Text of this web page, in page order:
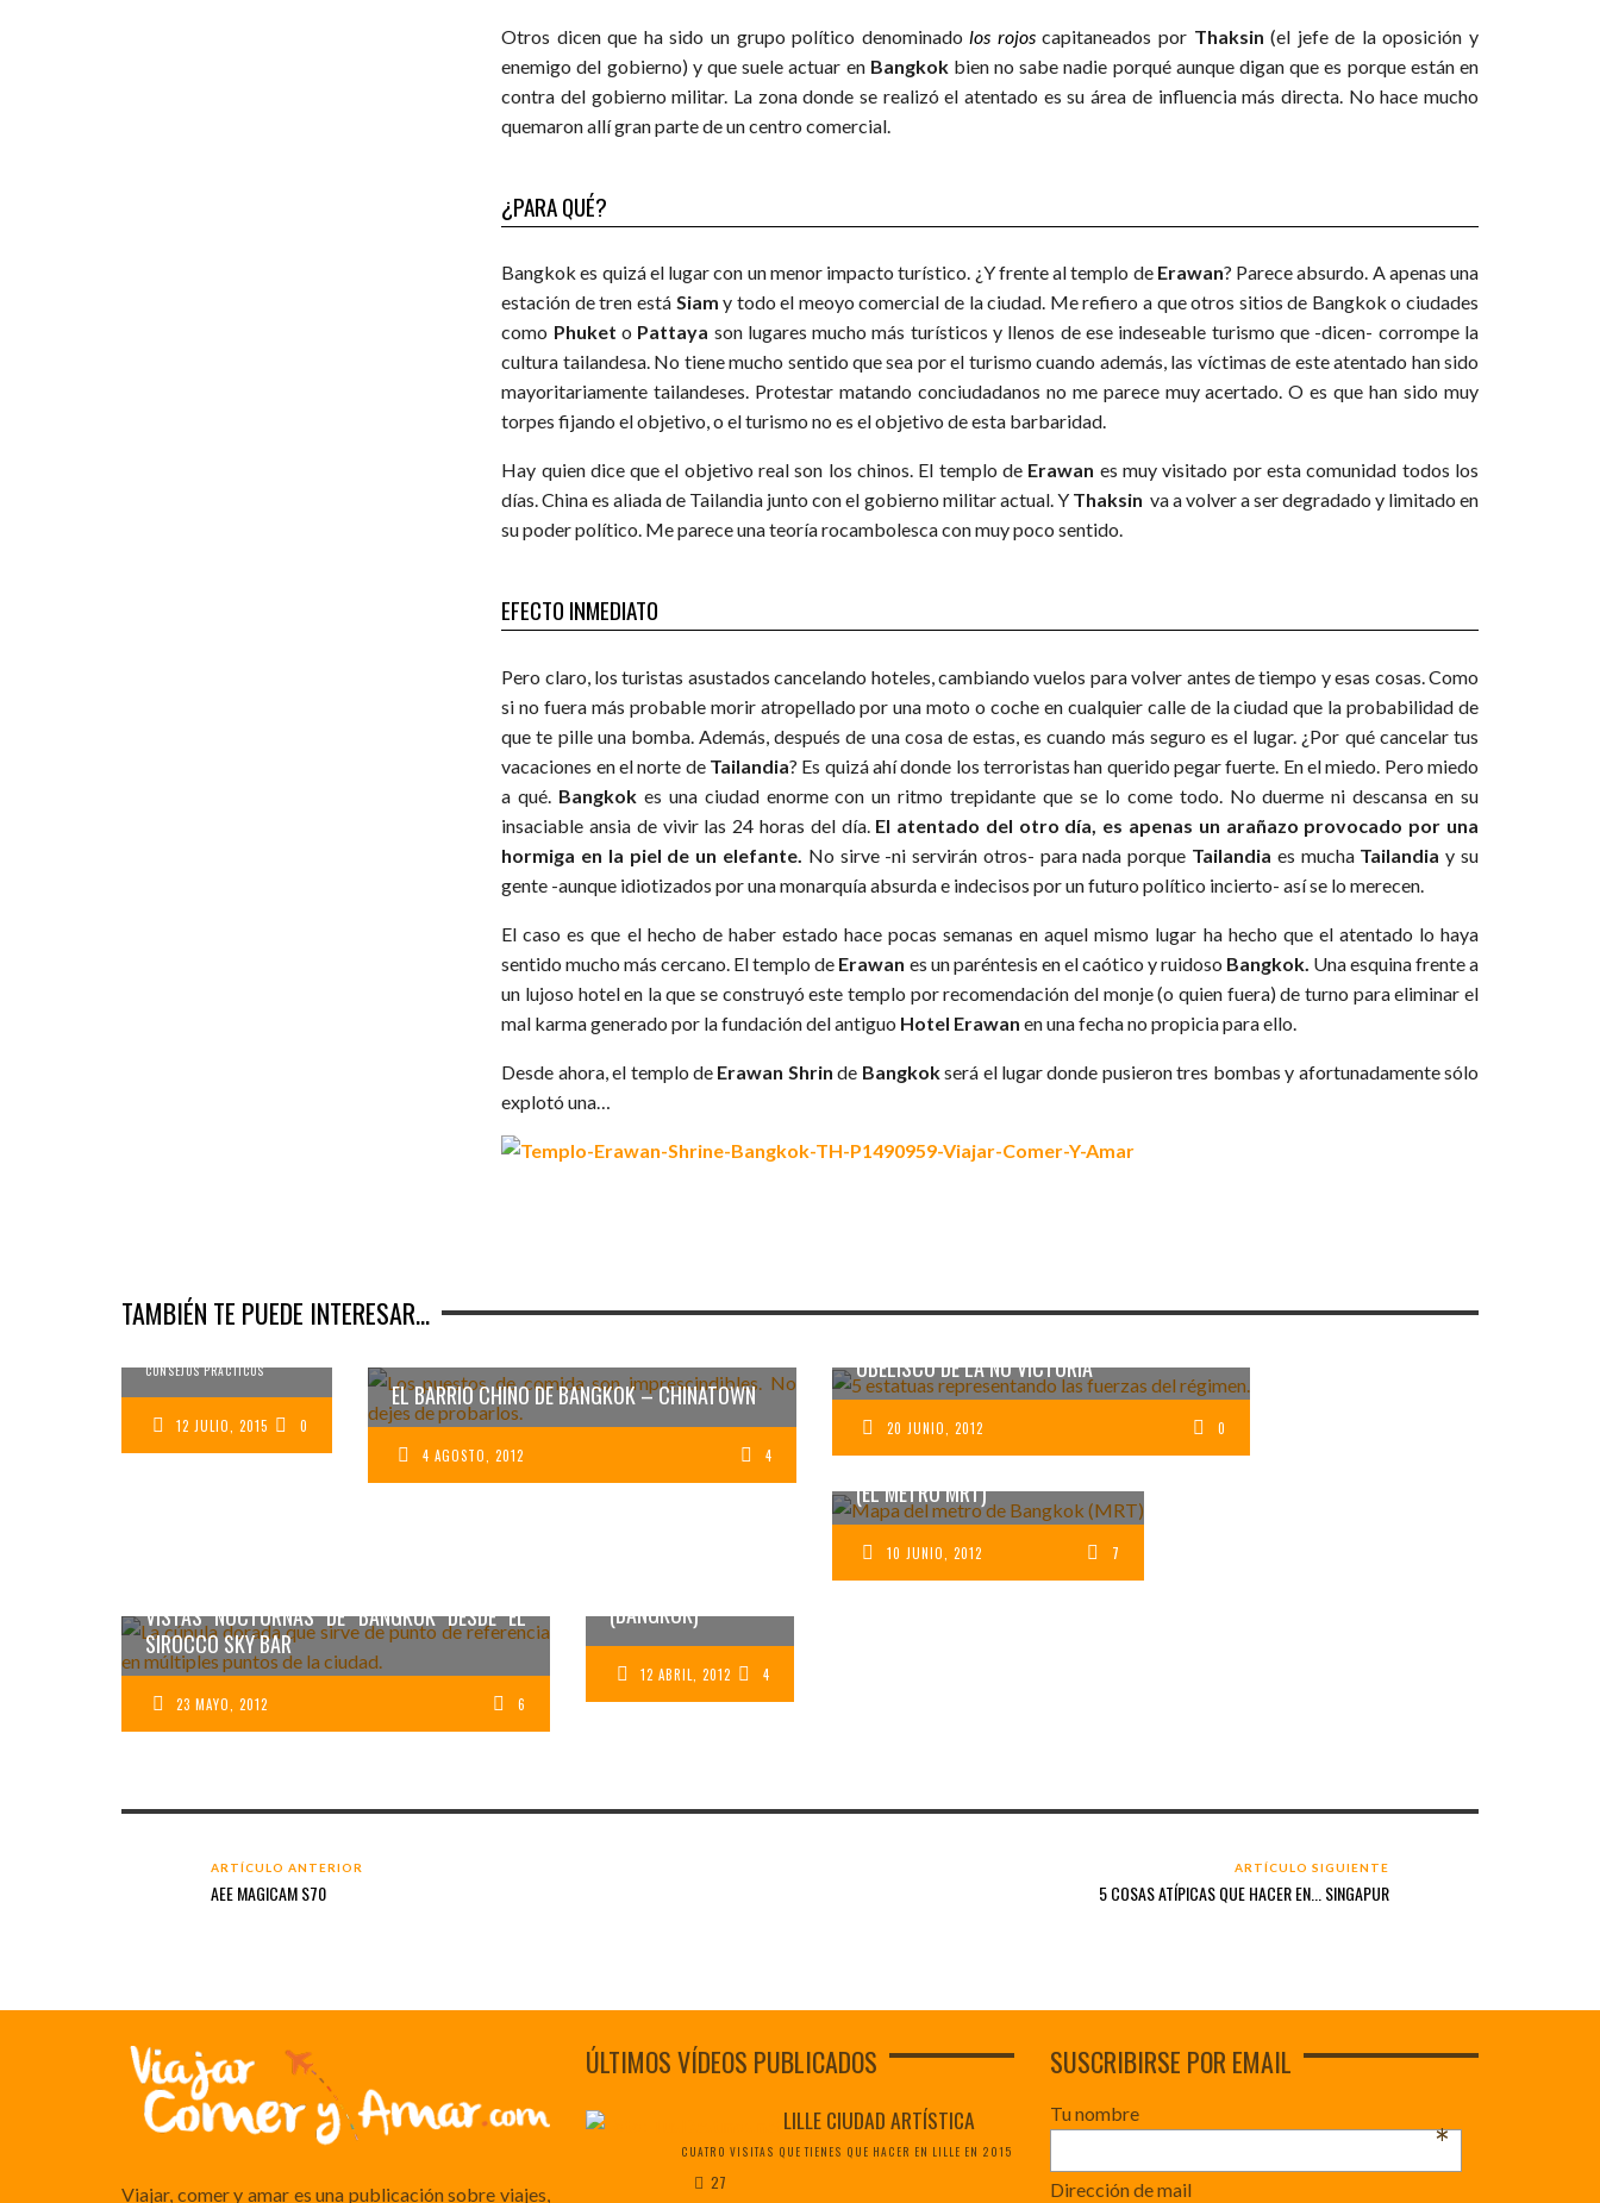
Otros dicen que ha sido un grupo político denominado los rojoscapitaneados por Thaksin (el jefe de la oposición y
enemigo del gobierno) y que suele actuar en Bangkokbien no sabe nadie porqué aunque digan que es porque están en
contra del gobierno militar. La zona donde se realizó el atentado es su área de influencia más directa. No hace mucho
quemaron allí gran parte de un centro comercial.
¿PARA QUÉ?
Bangkok es quizá el lugar con un menor impacto turístico. ¿Y frente al templo de Erawan? Parece absurdo. A apenas una
estación de tren está Siam y todo el meoyo comercial de la ciudad. Me refiero a que otros sitios de Bangkok o ciudades
como Phuket o Pattaya son lugares mucho más turísticos y llenos de ese indeseable turismo que -dicen- corrompe la
cultura tailandesa. No tiene mucho sentido que sea por el turismo cuando además, las víctimas de este atentado han sido
mayoritariamente tailandeses. Protestar matando conciudadanos no me parece muy acertado. O es que han sido muy
torpes fijando el objetivo, o el turismo no es el objetivo de esta barbaridad.
Hay quien dice que el objetivo real son los chinos. El templo de Erawan es muy visitado por esta comunidad todos los
días. China es aliada de Tailandia junto con el gobierno militar actual. Y Thaksin va a volver a ser degradado y limitado en
su poder político. Me parece una teoría rocambolesca con muy poco sentido.
EFECTO INMEDIATO
Pero claro, los turistas asustados cancelando hoteles, cambiando vuelos para volver antes de tiempo y esas cosas. Como
si no fuera más probable morir atropellado por una moto o coche en cualquier calle de la ciudad que la probabilidad de
que te pille una bomba. Además, después de una cosa de estas, es cuando más seguro es el lugar. ¿Por qué cancelar tus
vacaciones en el norte de Tailandia? Es quizá ahí donde los terroristas han querido pegar fuerte. En el miedo. Pero miedo
a qué. Bangkok es una ciudad enorme con un ritmo trepidante que se lo come todo. No duerme ni descansa en su
insaciable ansia de vivir las 24 horas del día. El atentado del otro día, es apenas un arañazo provocado por una
hormiga en la piel de un elefante. No sirve -ni servirán otros- para nada porque Tailandia es mucha Tailandia y su
gente -aunque idiotizados por una monarquía absurda e indecisos por un futuro político incierto- así se lo merecen.
El caso es que el hecho de haber estado hace pocas semanas en aquel mismo lugar ha hecho que el atentado lo haya
sentido mucho más cercano. El templo de Erawan es un paréntesis en el caótico y ruidoso Bangkok. Una esquina frente a
un lujoso hotel en la que se construyó este templo por recomendación del monje (o quien fuera) de turno para eliminar el
mal karma generado por la fundación del antiguo Hotel Erawan en una fecha no propicia para ello.
Desde ahora, el templo de Erawan Shrin de Bangkokserá el lugar donde pusieron tres bombas y afortunadamente sólo
explotó una…
TAMBIÉN TE PUEDE INTERESAR...
CENTRO DE LA
CONSEJOS PRACTICOS
12 JULIO, 2015 0
EL BARRIO CHINO DE BANGKOK – CHINATOWN
4 AGOSTO, 2012 4
OBELISCO DE LA NO VICTORIA
20 JUNIO, 2012 0
CÓMO MOVERSE POR BANGKOK
(EL METRO MRT)
10 JUNIO, 2012 7
VISTAS NOCTURNAS DE BANGKOK DESDE EL
SIROCCO SKY BAR
23 MAYO, 2012 6
(BANGKOK)
12 ABRIL, 2012 4
ARTÍCULO ANTERIOR
AEE MAGICAM S70
ARTÍCULO SIGUIENTE
5 COSAS ATÍPICAS QUE HACER EN... SINGAPUR
Viajar, comer y amar es una publicación sobre viajes,
ÚLTIMOS VÍDEOS PUBLICADOS
LILLE CIUDAD ARTÍSTICA
CUATRO VISITAS QUE TIENES QUE HACER EN LILLE EN 2015
27
SUSCRIBIRSE POR EMAIL
Tu nombre
*
Dirección de mail